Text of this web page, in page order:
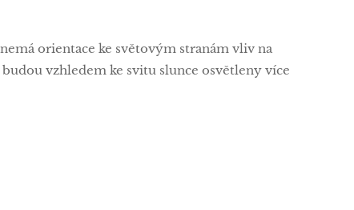
orientace ke světovým stranám vliv na
vzhledem ke svitu slunce osvětleny více